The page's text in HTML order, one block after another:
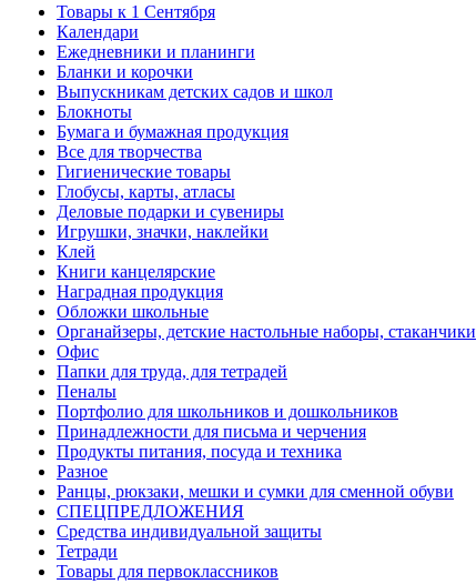
Товары к 1 Сентября
Календари
Ежедневники и планинги
Бланки и корочки
Выпускникам детских садов и школ
Блокноты
Бумага и бумажная продукция
Все для творчества
Гигиенические товары
Глобусы, карты, атласы
Деловые подарки и сувениры
Игрушки, значки, наклейки
Клей
Книги канцелярские
Наградная продукция
Обложки школьные
Органайзеры, детские настольные наборы, стаканчики
Офис
Папки для труда, для тетрадей
Пеналы
Портфолио для школьников и дошкольников
Принадлежности для письма и черчения
Продукты питания, посуда и техника
Разное
Ранцы, рюкзаки, мешки и сумки для сменной обуви
СПЕЦПРЕДЛОЖЕНИЯ
Средства индивидуальной защиты
Тетради
Товары для первоклассников